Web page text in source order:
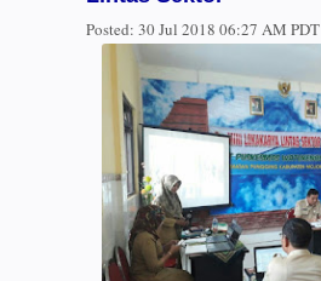
Posted: 30 Jul 2018 06:27 AM PDT